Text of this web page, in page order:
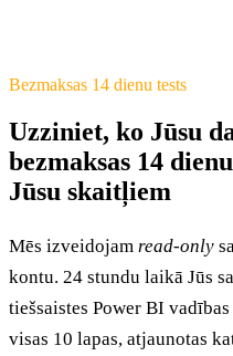
Bezmaksas 14 dienu tests
Uzziniet, ko Jūsu
bezmaksas 14
Jūsu skaitļiem
Mēs izveidojam read-only
kontu. 24 stundu laikā Jūs
tiešsaistes Power BI
visas 10 lapas, atjaunotas